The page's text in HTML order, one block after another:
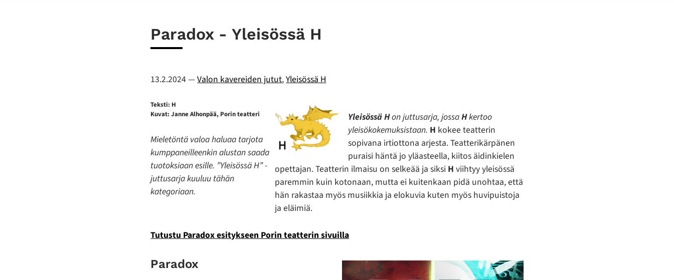
Paradox - Yleisössä H
13.2.2024—Valon kavereiden jutut,Yleisössä H
Teksti: H
Kuvat: Janne Alhonpää, Porin teatteri
Mieletöntä valoa haluaa tarjota
kumppaneilleenkin alustan saada
tuotoksiaan esille. ”Yleisössä H” -
juttusarja kuuluu tähän
kategoriaan.
Yleisössä Hon juttusarja, jossaHkertoo
yleisökokemuksistaan. H kokee teatterin
sopivana irtiottona arjesta. Teatterikärpänen
puraisi häntä jo yläasteella, kiitos äidinkielen
opettajan. Teatterin ilmaisu on selkeää ja siksi H viihtyy yleisössä
paremmin kuin kotonaan, mutta ei kuitenkaan pidä unohtaa, että
hän rakastaa myös musiikkia ja elokuvia kuten myös huvipuistoja
ja eläimiä.
Tutustu Paradox esitykseen Porin teatterin sivuilla
Paradox